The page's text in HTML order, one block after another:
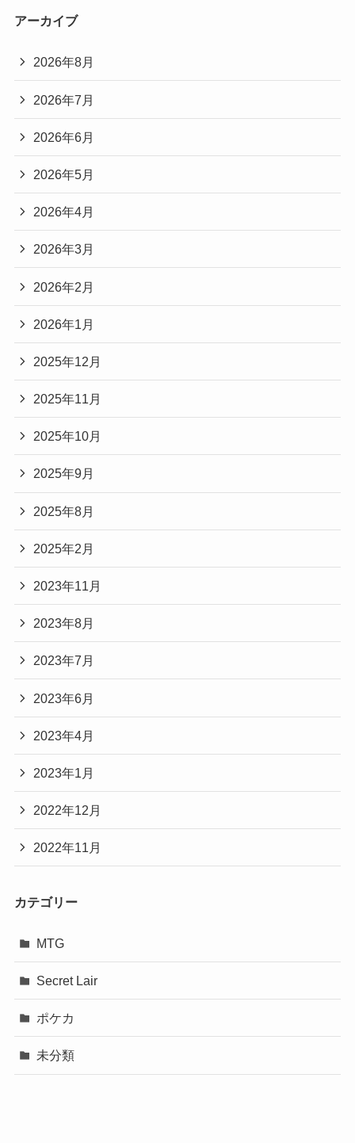
アーカイブ
2026年8月
2026年7月
2026年6月
2026年5月
2026年4月
2026年3月
2026年2月
2026年1月
2025年12月
2025年11月
2025年10月
2025年9月
2025年8月
2025年2月
2023年11月
2023年8月
2023年7月
2023年6月
2023年4月
2023年1月
2022年12月
2022年11月
カテゴリー
MTG
Secret Lair
ポケカ
未分類